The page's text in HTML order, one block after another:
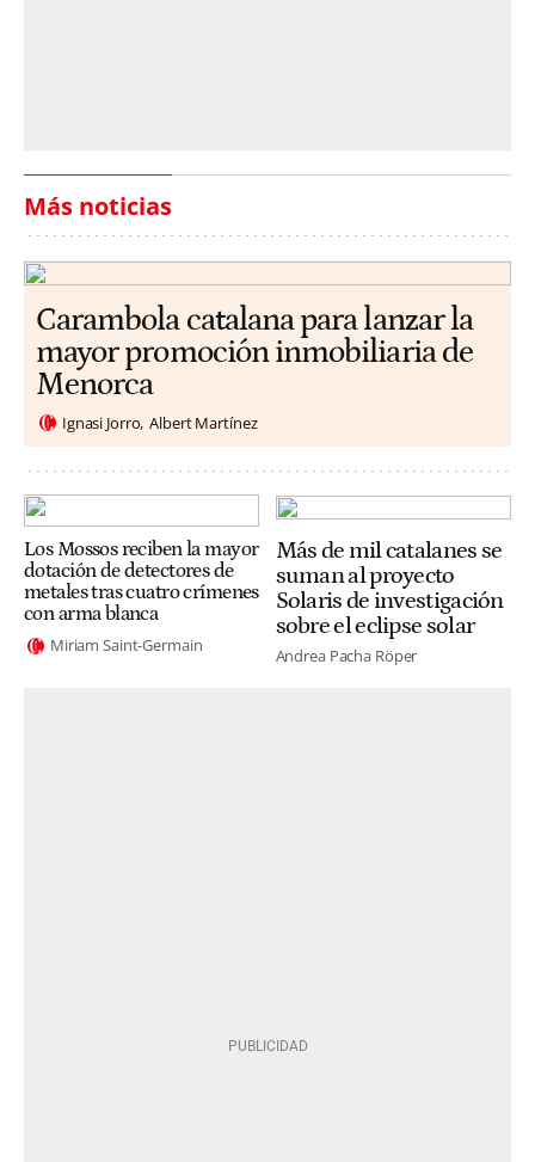
Más noticias
Carambola catalana para lanzar la
mayor promoción inmobiliaria de
Menorca
Ignasi Jorro Albert Martínez
Los Mossos reciben la mayor
dotación de detectores de
metales tras cuatro crímenes
con arma blanca
Miriam Saint-Germain
Más de mil catalanes se
suman al proyecto
Solaris de investigación
sobre el eclipse solar
Andrea Pacha Röper